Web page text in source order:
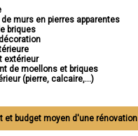
de murs en pierres apparentes
briques
extérieur
de moellons et briques
(pierre, calcaire,...)
et budget moyen d'une rénovation